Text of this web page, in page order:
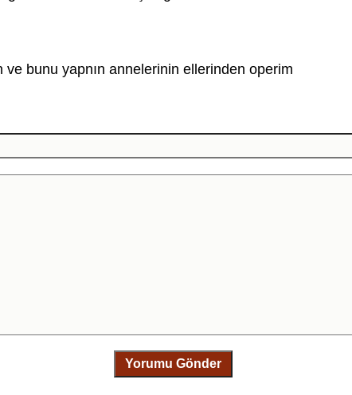
bunu yapnın annelerinin ellerinden operim
Yorumu Gönder